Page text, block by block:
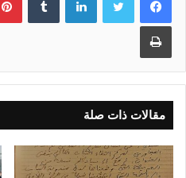
طباعة
مقالات ذات صلة